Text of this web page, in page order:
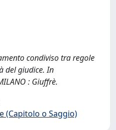
condiviso tra regole
del giudice. In
: Giuffrè.
(Capitolo o Saggio)